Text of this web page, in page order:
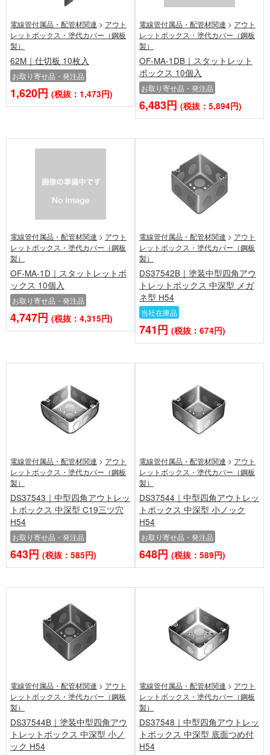
電線管付属品・配管材関連 > アウト
レットボックス・塗代カバー（鋼板
製）
62M｜仕切板 10枚入
お取り寄せ品・発注品
1,620円 (税抜：1,473円)
電線管付属品・配管材関連 > アウト
レットボックス・塗代カバー（鋼板
製）
OF-MA-1DB｜スタットレット
ボックス 10個入
お取り寄せ品・発注品
6,483円 (税抜：5,894円)
電線管付属品・配管材関連 > アウト
レットボックス・塗代カバー（鋼板
製）
OF-MA-1D｜スタットレットボ
ックス 10個入
お取り寄せ品・発注品
4,747円 (税抜：4,315円)
電線管付属品・配管材関連 > アウト
レットボックス・塗代カバー（鋼板
製）
DS37542B｜塗装中型四角アウ
トレットボックス 中深型 メガ
ネ型 H54
当社在庫品
741円 (税抜：674円)
電線管付属品・配管材関連 > アウト
レットボックス・塗代カバー（鋼板
製）
DS37543｜中型四角アウトレッ
トボックス 中深型 C19三ツ穴
H54
お取り寄せ品・発注品
643円 (税抜：585円)
電線管付属品・配管材関連 > アウト
レットボックス・塗代カバー（鋼板
製）
DS37544｜中型四角アウトレッ
トボックス 中深型 小ノック
H54
お取り寄せ品・発注品
648円 (税抜：589円)
電線管付属品・配管材関連 > アウト
レットボックス・塗代カバー（鋼板
製）
DS37544B｜塗装中型四角アウ
トレットボックス 中深型 小ノ
ック H54
電線管付属品・配管材関連 > アウト
レットボックス・塗代カバー（鋼板
製）
DS37548｜中型四角アウトレッ
トボックス 中深型 底面つめ付
H54